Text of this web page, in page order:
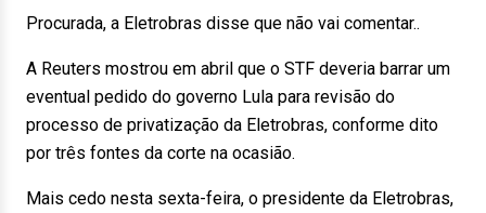
Procurada, a Eletrobras disse que não vai comentar..
A Reuters mostrou em abril que o STF deveria barrar um
eventual pedido do governo Lula para revisão do
processo de privatização da Eletrobras, conforme dito
por três fontes da corte na ocasião.
Mais cedo nesta sexta-feira, o presidente da Eletrobras,